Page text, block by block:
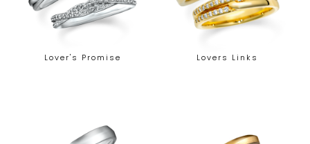
Lover's Promise Lovers Links